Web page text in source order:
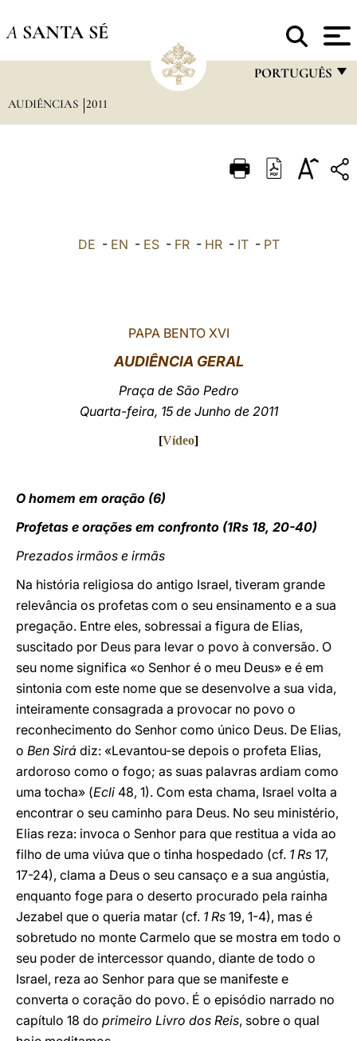
A SANTA SÉ
PORTUGUÊS
ITALIANO
AUDIÊNCIAS 2011
DE - EN - ES- FR- HR- IT- PT
PAPA BENTO XVI
AUDIÊNCIA GERAL
Praça de São Pedro
Quarta-feira, 15 de Junho de 2011
[Vídeo]
O homem em oração (6)
Profetas e orações em confronto (1Rs 18, 20-40)
Prezados irmãos e irmãs
Na história religiosa do antigo Israel, tiveram grande
relevância os profetas com o seu ensinamento e a sua
pregação. Entre eles, sobressai a figura de Elias,
suscitado por Deus para levar o povo à conversão. O
seu nome significa «o Senhor é o meu Deus» e é em
sintonia com este nome que se desenvolve a sua vida,
inteiramente consagrada a provocar no povo o
reconhecimento do Senhor como único Deus. De Elias,
o Ben Sirá diz: «Levantou-se depois o profeta Elias,
ardoroso como o fogo; as suas palavras ardiam como
uma tocha» (Ecli 48, 1). Com esta chama, Israel volta a
encontrar o seu caminho para Deus. No seu ministério,
Elias reza: invoca o Senhor para que restitua a vida ao
filho de uma viúva que o tinha hospedado (cf. 1 Rs 17,
17-24), clama a Deus o seu cansaço e a sua angústia,
enquanto foge para o deserto procurado pela rainha
Jezabel que o queria matar (cf. 1 Rs 19, 1-4), mas é
sobretudo no monte Carmelo que se mostra em todo o
seu poder de intercessor quando, diante de todo o
Israel, reza ao Senhor para que se manifeste e
converta o coração do povo. É o episódio narrado no
capítulo 18 do primeiro Livro dos Reis, sobre o qual